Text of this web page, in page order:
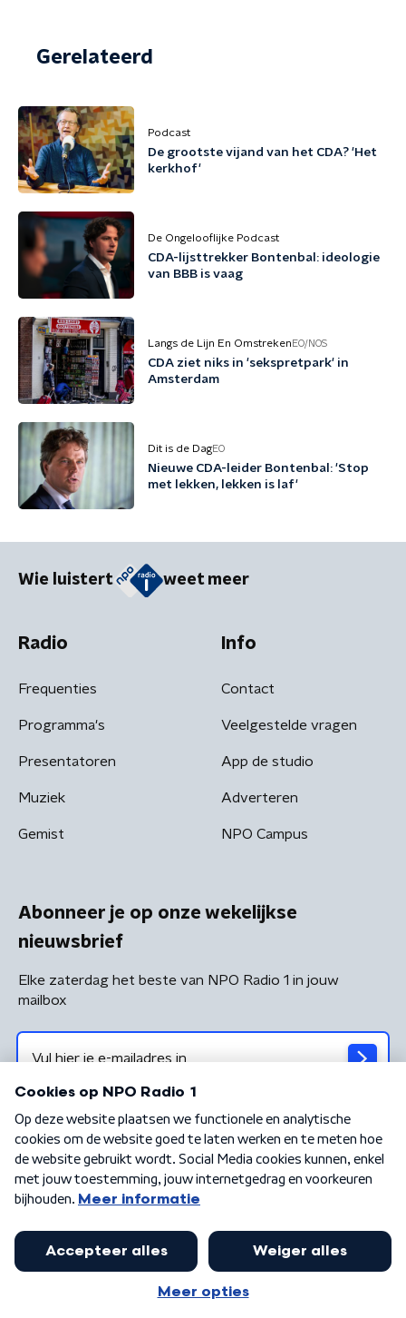
Gerelateerd
Podcast
De grootste vijand van het CDA? 'Het
kerkhof'
De Ongelooflijke Podcast
CDA-lijsttrekker Bontenbal: ideologie
van BBB is vaag
Langs de Lijn En Omstreken EO/NOS
CDA ziet niks in 'sekspretpark' in
Amsterdam
Dit is de DagEO
Nieuwe CDA-leider Bontenbal: 'Stop
met lekken, lekken is laf'
Wie luistert weet meer
Radio
Frequenties
Programma's
Presentatoren
Muziek
Gemist
Info
Contact
Veelgestelde vragen
App de studio
Adverteren
NPO Campus
Abonneer je op onze wekelijkse
nieuwsbrief
Elke zaterdag het beste van NPO Radio 1 in jouw
mailbox
Algemene voorwaarden